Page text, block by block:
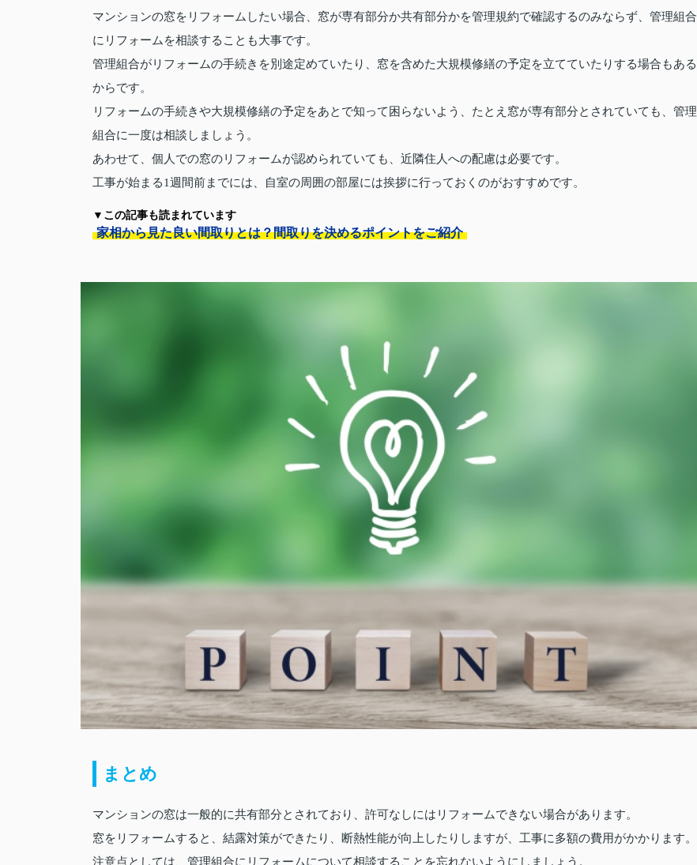
マンションの窓をリフォームしたい場合、窓が専有部分か共有部分かを管理規約で確認するのみならず、管理組合
にリフォームを相談することも大事です。
管理組合がリフォームの手続きを別途定めていたり、窓を含めた大規模修繕の予定を立てていたりする場合もある
からです。
リフォームの手続きや大規模修繕の予定をあとで知って困らないよう、たとえ窓が専有部分とされていても、管理
組合に一度は相談しましょう。
あわせて、個人での窓のリフォームが認められていても、近隣住人への配慮は必要です。
工事が始まる1週間前までには、自室の周囲の部屋には挨拶に行っておくのがおすすめです。
▼この記事も読まれています
家相から見た良い間取りとは？間取りを決めるポイントをご紹介
まとめ
マンションの窓は一般的に共有部分とされており、許可なしにはリフォームできない場合があります。
窓をリフォームすると、結露対策ができたり、断熱性能が向上したりしますが、工事に多額の費用がかかります。
注意点としては、管理組合にリフォームについて相談することを忘れないようにしましょう。